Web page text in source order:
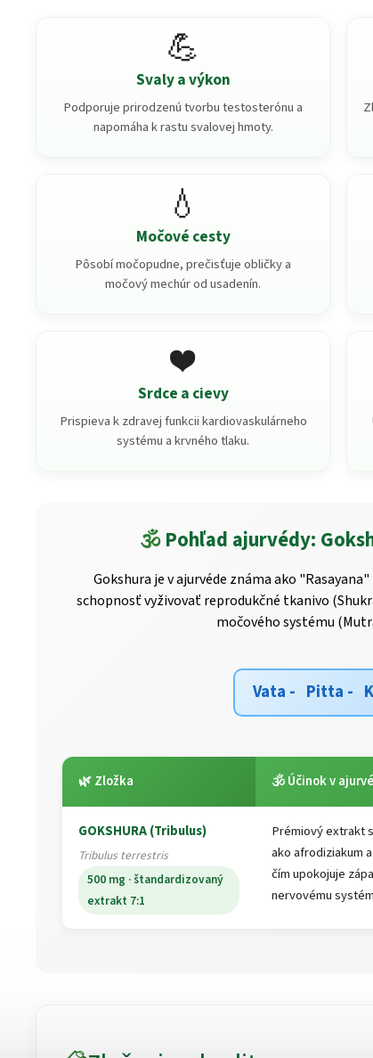
💪
Svaly a výkon
Podporuje prirodzenú tvorbu testosterónu a
napomáha k rastu svalovej hmoty.
💧
Močové cesty
Pôsobí močopudne, prečisťuje obličky a
močový mechúr od usadenín.
❤️
Srdce a cievy
Prispieva k zdravej funkcii kardiovaskulárneho
systému a krvného tlaku.
🕉️Pohľad ajurvédy:
Gokshura je v ajurvéde známa ako
schopnosť vyživovať reprodukčné tkanivo
močového systému
Vata - Pitta -
🌿 Zložka 🕉️ Účinok v
GOKSHURA (Tribulus)
Tribulus terrestris
500 mg · štandardizovaný
extrakt 7:1
Prémiový extrakt
ako afrodiziakum
čím upokojuje
nervovému